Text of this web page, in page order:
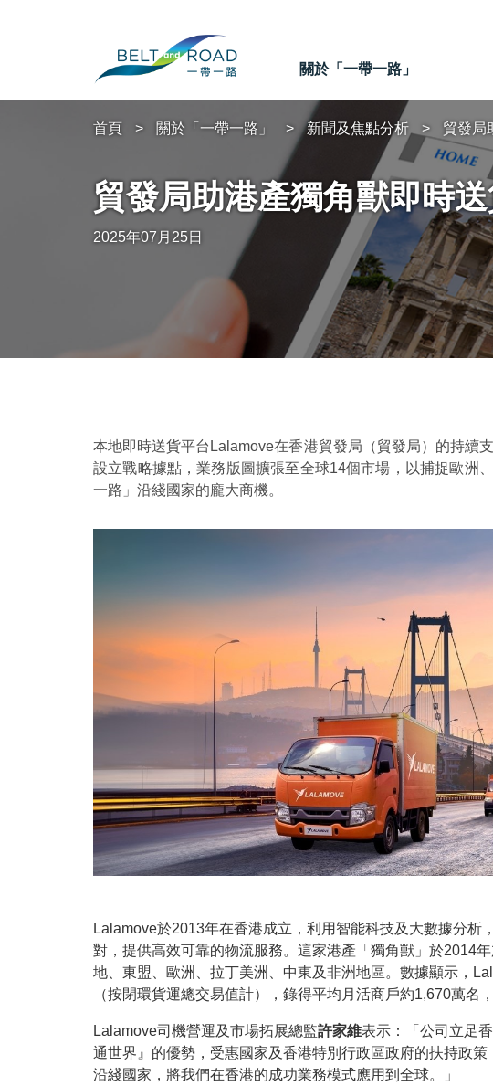
關於「一帶一路」
首頁 關於「一帶一路」 新聞及焦點分析 貿發局
貿發局助港產獨角獸即時
2025年07月25日
本地即時送貨平台Lalamove在香港貿發局（貿發局）的持續
設立戰略據點，業務版圖擴張至全球14個市場，以捕捉歐洲
一路」沿綫國家的龐大商機。
Lalamove於2013年在香港成立，利用智能科技及大數據分析
對，提供高效可靠的物流服務。這家港產「獨角獸」於2014
地、東盟、歐洲、拉丁美洲、中東及非洲地區。數據顯示，
（按閉環貨運總交易值計），錄得平均月活商戶約1,670萬名
Lalamove司機營運及市場拓展總監許家維表示：「公司立足
通世界』的優勢，受惠國家及香港特別行政區政府的扶持政策
沿綫國家，將我們在香港的成功業務模式應用到全球。」